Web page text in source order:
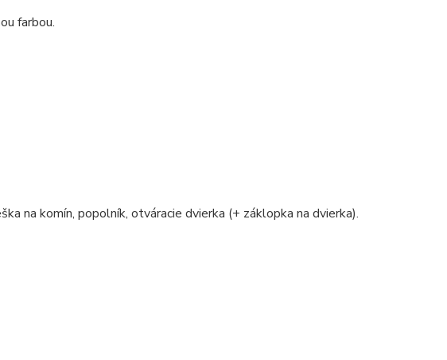
farbou.
na komín, popolník, otváracie dvierka (+ záklopka na dvierka).